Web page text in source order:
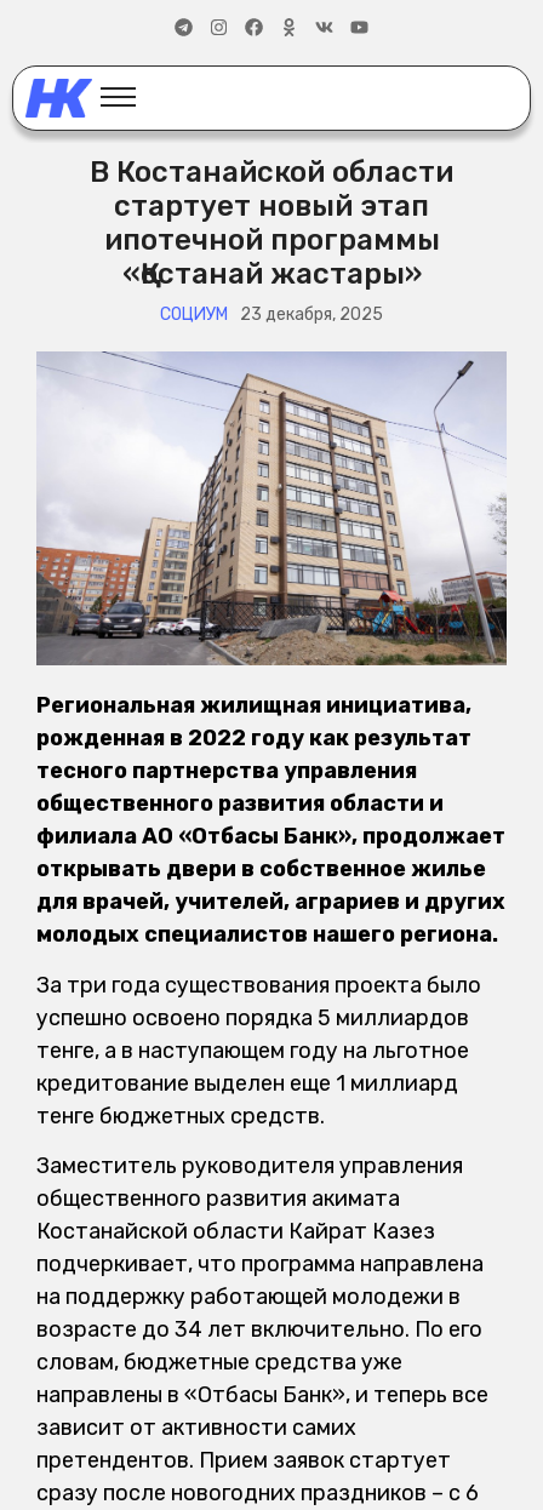
В Костанайской области
стартует новый этап
ипотечной программы
«Қостанай жастары»
СОЦИУМ 23 декабря, 2025
Региональная жилищная инициатива,
рожденная в 2022 году как результат
тесного партнерства управления
общественного развития области и
филиала АО «Отбасы Банк», продолжает
открывать двери в собственное жилье
для врачей, учителей, аграриев и других
молодых специалистов нашего региона.
За три года существования проекта было
успешно освоено порядка 5 миллиардов
тенге, а в наступающем году на льготное
кредитование выделен еще 1 миллиард
тенге бюджетных средств.
Заместитель руководителя управления
общественного развития акимата
Костанайской области Кайрат Казез
подчеркивает, что программа направлена
на поддержку работающей молодежи в
возрасте до 34 лет включительно. По его
словам, бюджетные средства уже
направлены в «Отбасы Банк», и теперь все
зависит от активности самих
претендентов. Прием заявок стартует
сразу после новогодних праздников – с 6